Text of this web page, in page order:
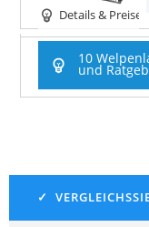
Details & Preise
10
und